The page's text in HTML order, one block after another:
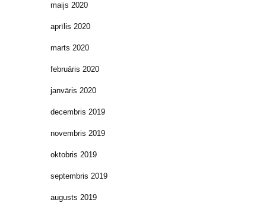
maijs 2020
aprīlis 2020
marts 2020
februāris 2020
janvāris 2020
decembris 2019
novembris 2019
oktobris 2019
septembris 2019
augusts 2019